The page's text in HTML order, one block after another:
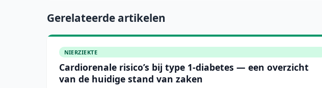
Gerelateerde artikelen
NIERZIEKTE
Cardiorenale risico’s bij type 1-diabetes — een overzicht
van de huidige stand van zaken